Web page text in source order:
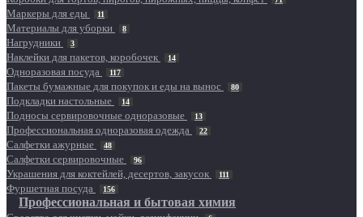
Маркеры для еды 11
Материалы для уборки 8
Нагрудники 3
Наклейки для пакетов, коробочек 14
Одноразовая посуда 117
Пакеты бумажные для покупок и еды на вынос 80
Подкладки настольные 14
Подносы сервировочные одноразовые 13
Профессиональная одноразовая одежда 22
Салфетки ажурные 48
Салфетки сервировочные 96
Украшения для коктейлей, десертов, закусок 111
Фуршетная посуда 156
Профессиональная и бытовая химия